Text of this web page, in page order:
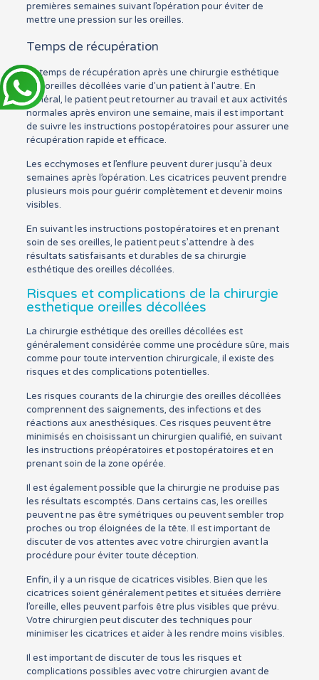
premières semaines suivant l’opération pour éviter de
mettre une pression sur les oreilles.
Temps de récupération
Le temps de récupération après une chirurgie esthétique
des oreilles décollées varie d’un patient à l’autre. En
général, le patient peut retourner au travail et aux activités
normales après environ une semaine, mais il est important
de suivre les instructions postopératoires pour assurer une
récupération rapide et efficace.
Les ecchymoses et l’enflure peuvent durer jusqu’à deux
semaines après l’opération. Les cicatrices peuvent prendre
plusieurs mois pour guérir complètement et devenir moins
visibles.
En suivant les instructions postopératoires et en prenant
soin de ses oreilles, le patient peut s’attendre à des
résultats satisfaisants et durables de sa chirurgie
esthétique des oreilles décollées.
Risques et complications de la chirurgie
esthetique oreilles décollées
La chirurgie esthétique des oreilles décollées est
généralement considérée comme une procédure sûre, mais
comme pour toute intervention chirurgicale, il existe des
risques et des complications potentielles.
Les risques courants de la chirurgie des oreilles décollées
comprennent des saignements, des infections et des
réactions aux anesthésiques. Ces risques peuvent être
minimisés en choisissant un chirurgien qualifié, en suivant
les instructions préopératoires et postopératoires et en
prenant soin de la zone opérée.
Il est également possible que la chirurgie ne produise pas
les résultats escomptés. Dans certains cas, les oreilles
peuvent ne pas être symétriques ou peuvent sembler trop
proches ou trop éloignées de la tête. Il est important de
discuter de vos attentes avec votre chirurgien avant la
procédure pour éviter toute déception.
Enfin, il y a un risque de cicatrices visibles. Bien que les
cicatrices soient généralement petites et situées derrière
l’oreille, elles peuvent parfois être plus visibles que prévu.
Votre chirurgien peut discuter des techniques pour
minimiser les cicatrices et aider à les rendre moins visibles.
Il est important de discuter de tous les risques et
complications possibles avec votre chirurgien avant de